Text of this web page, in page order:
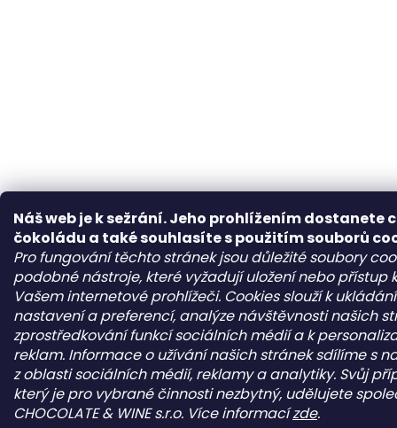
Náš web je k sežrání. Jeho prohlížením dostanete
čokoládu a také souhlasíte s použitím souborů
Pro fungování těchto stránek jsou důležité soubory
podobné nástroje, které vyžadují uložení nebo přístup
Vašem internetové prohlížeči. Cookies slouží k
nastavení a preferencí, analýze návštěvnosti našich
zprostředkování funkcí sociálních médií a k
reklam. Informace o užívání našich stránek sdílíme s
z oblasti sociálních médií, reklamy a analytiky. Svůj
který je pro vybrané činnosti nezbytný, udělujete
CHOCOLATE & WINE s.r.o. Více informacízde.